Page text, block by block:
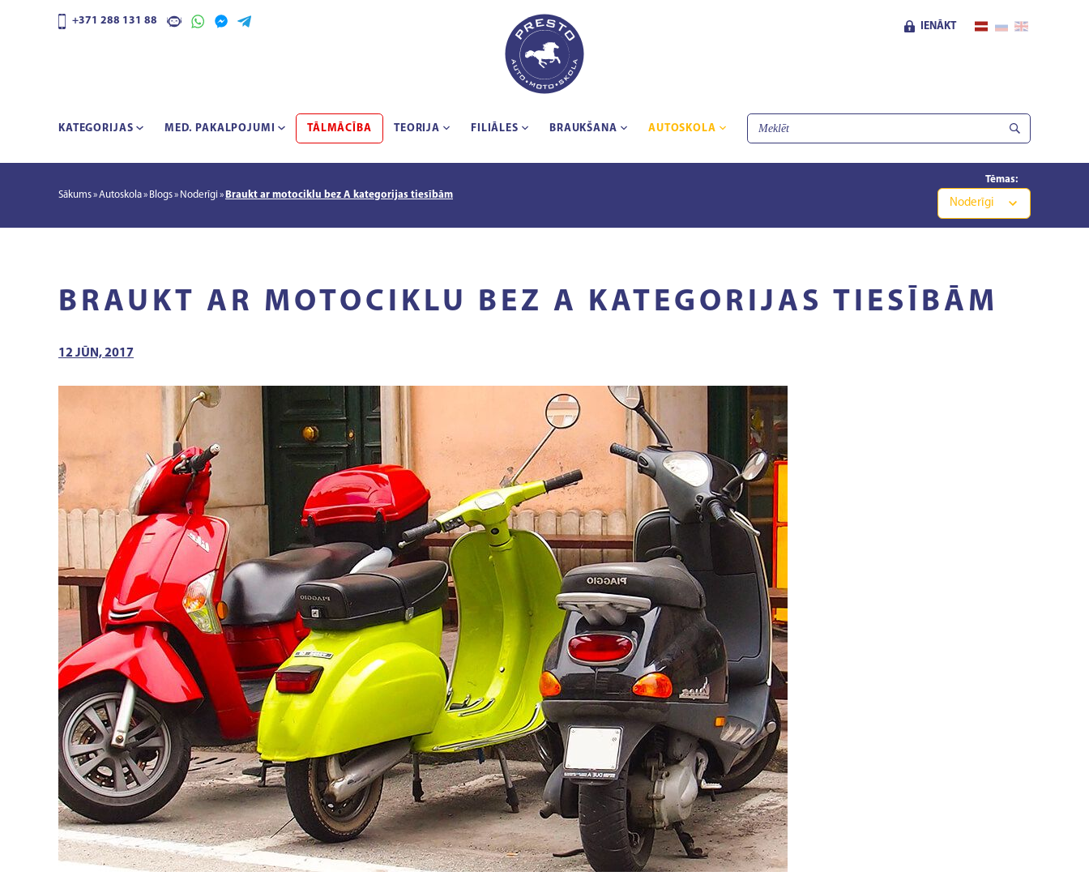
+371 288 131 88
IENĀKT
KATEGORIJAS MED. PAKALPOJUMI TĀLMĀCĪBA TEORIJA FILIĀLES BRAUKŠANA AUTOSKOLA
Sākums Autoskola Blogs Noderīgi Braukt ar motociklu bez A kategorijas tiesībām
Tēmas:
Noderīgi
BRAUKT AR MOTOCIKLU BEZ A KATEGORIJAS TIESĪBĀM
12 JŪN, 2017